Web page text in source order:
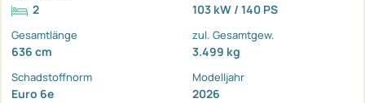
2 103 kW / 140 PS
Gesamtlänge
636 cm
zul. Gesamtgew.
3.499 kg
Schadstoffnorm
Euro 6e
Modelljahr
2026